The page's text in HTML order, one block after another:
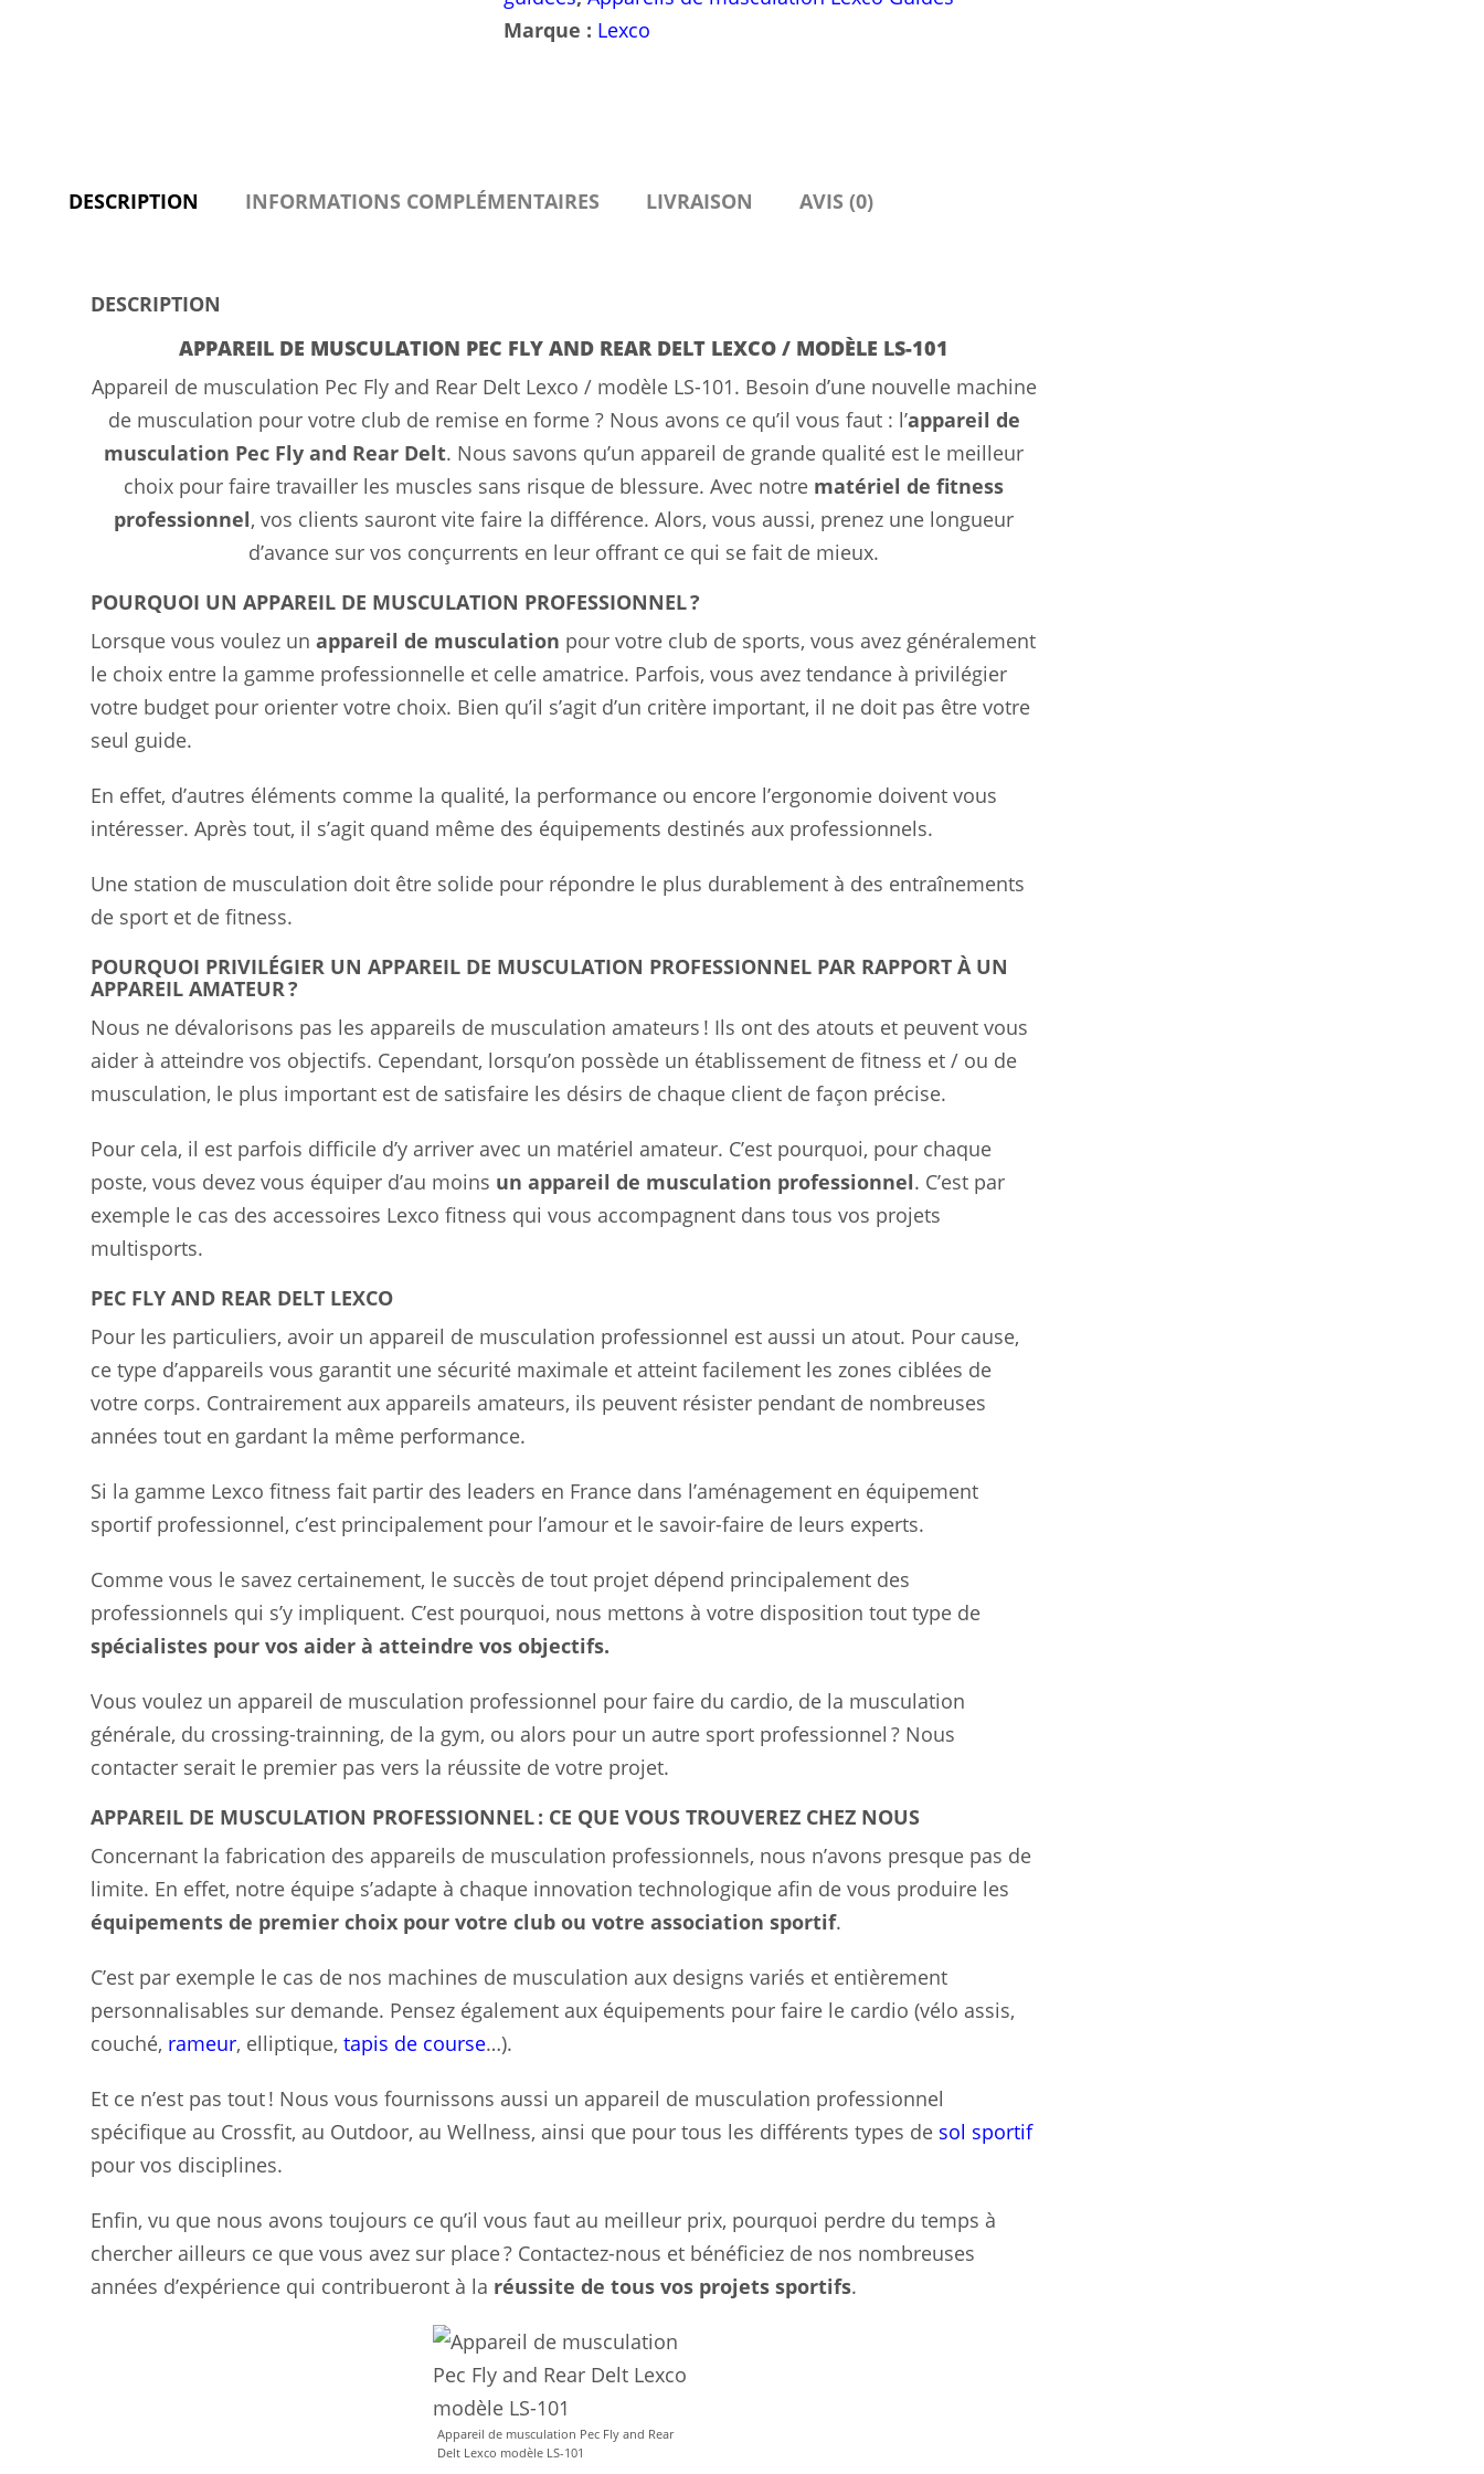
Delt
Lexco
Marque : Lexco
DESCRIPTION INFORMATIONS COMPLÉMENTAIRES LIVRAISON AVIS (0)
DESCRIPTION
APPAREIL DE MUSCULATION PEC FLY AND REAR DELT LEXCO / MODÈLE LS-101
Appareil de musculation Pec Fly and Rear Delt Lexco / modèle LS-101. Besoin d’une nouvelle machine
de musculation pour votre club de remise en forme ? Nous avons ce qu’il vous faut : l’appareil de
musculation Pec Fly and Rear Delt. Nous savons qu’un appareil de grande qualité est le meilleur
choix pour faire travailler les muscles sans risque de blessure. Avec notre matériel de fitness
professionnel, vos clients sauront vite faire la différence. Alors, vous aussi, prenez une longueur
d’avance sur vos conçurrents en leur offrant ce qui se fait de mieux.
POURQUOI UN APPAREIL DE MUSCULATION PROFESSIONNEL ?
Lorsque vous voulez un appareil de musculation pour votre club de sports, vous avez généralement
le choix entre la gamme professionnelle et celle amatrice. Parfois, vous avez tendance à privilégier
votre budget pour orienter votre choix. Bien qu’il s’agit d’un critère important, il ne doit pas être votre
seul guide.
En effet, d’autres éléments comme la qualité, la performance ou encore l’ergonomie doivent vous
intéresser. Après tout, il s’agit quand même des équipements destinés aux professionnels.
Une station de musculation doit être solide pour répondre le plus durablement à des entraînements
de sport et de fitness.
POURQUOI PRIVILÉGIER UN APPAREIL DE MUSCULATION PROFESSIONNEL PAR RAPPORT À UN
APPAREIL AMATEUR ?
Nous ne dévalorisons pas les appareils de musculation amateurs ! Ils ont des atouts et peuvent vous
aider à atteindre vos objectifs. Cependant, lorsqu’on possède un établissement de fitness et / ou de
musculation, le plus important est de satisfaire les désirs de chaque client de façon précise.
Pour cela, il est parfois difficile d’y arriver avec un matériel amateur. C’est pourquoi, pour chaque
poste, vous devez vous équiper d’au moins un appareil de musculation professionnel. C’est par
exemple le cas des accessoires Lexco fitness qui vous accompagnent dans tous vos projets
multisports.
PEC FLY AND REAR DELT LEXCO
Pour les particuliers, avoir un appareil de musculation professionnel est aussi un atout. Pour cause,
ce type d’appareils vous garantit une sécurité maximale et atteint facilement les zones ciblées de
votre corps. Contrairement aux appareils amateurs, ils peuvent résister pendant de nombreuses
années tout en gardant la même performance.
Si la gamme Lexco fitness fait partir des leaders en France dans l’aménagement en équipement
sportif professionnel, c’est principalement pour l’amour et le savoir-faire de leurs experts.
Comme vous le savez certainement, le succès de tout projet dépend principalement des
professionnels qui s’y impliquent. C’est pourquoi, nous mettons à votre disposition tout type de
spécialistes pour vos aider à atteindre vos objectifs.
Vous voulez un appareil de musculation professionnel pour faire du cardio, de la musculation
générale, du crossing-trainning, de la gym, ou alors pour un autre sport professionnel ? Nous
contacter serait le premier pas vers la réussite de votre projet.
APPAREIL DE MUSCULATION PROFESSIONNEL : CE QUE VOUS TROUVEREZ CHEZ NOUS
Concernant la fabrication des appareils de musculation professionnels, nous n’avons presque pas de
limite. En effet, notre équipe s’adapte à chaque innovation technologique afin de vous produire les
équipements de premier choix pour votre club ou votre association sportif.
C’est par exemple le cas de nos machines de musculation aux designs variés et entièrement
personnalisables sur demande. Pensez également aux équipements pour faire le cardio (vélo assis,
couché, rameur, elliptique, tapis de course…).
Et ce n’est pas tout ! Nous vous fournissons aussi un appareil de musculation professionnel
spécifique au Crossfit, au Outdoor, au Wellness, ainsi que pour tous les différents types de sol sportif
pour vos disciplines.
Enfin, vu que nous avons toujours ce qu’il vous faut au meilleur prix, pourquoi perdre du temps à
chercher ailleurs ce que vous avez sur place ? Contactez-nous et bénéficiez de nos nombreuses
années d’expérience qui contribueront à la réussite de tous vos projets sportifs.
Appareil de musculation Pec Fly and Rear
Delt Lexco modèle LS-101